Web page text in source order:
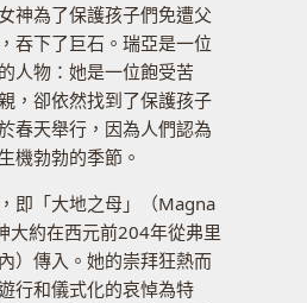
為了保護孩子們免遭父
吞下了巨石。瑞亞是一位
人物：她是一位飽受苦
，卻依然找到了保護孩子
春天舉行，因為人們認為
機勃勃的季節。
即「大地之母」（Magna
大約在西元前204年從弗里
）傳入。她的崇拜狂熱而
行和儀式化的哀悼為特